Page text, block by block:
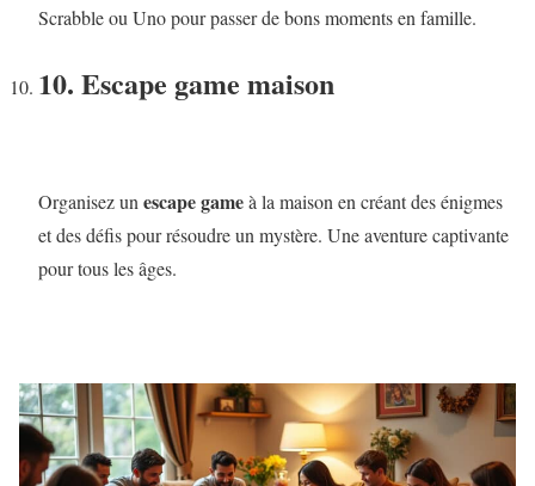
Scrabble ou Uno pour passer de bons moments en famille.
10. Escape game maison
Organisez unescape gameà la maison en créant des énigmes
et des défis pour résoudre un mystère. Une aventure captivante
pour tous les âges.